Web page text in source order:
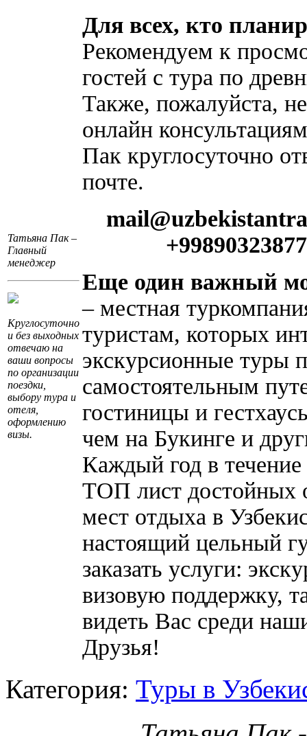
Татьяна Пак –
Главный
менеджер
Круглосуточно
и без выходных
отвечаю на
ваши вопросы
по организации
поездки,
выбору тура и
отеля,
оформлению
визы.
Для всех, кто
Рекомендуем к
гостей с тура по
Также, пожалуйста,
онлайн
Пак круглосуточно
почте.
Еще один важный
– местная
туристам, которых
экскурсионные туры
самостоятельным
гостиницы и
чем на Букинге и
Каждый год в
ТОП лист достойных
мест отдыха в
настоящий цельный
заказать услуги:
визовую поддержку,
видеть Вас среди
Друзья!
Категория: Туры в